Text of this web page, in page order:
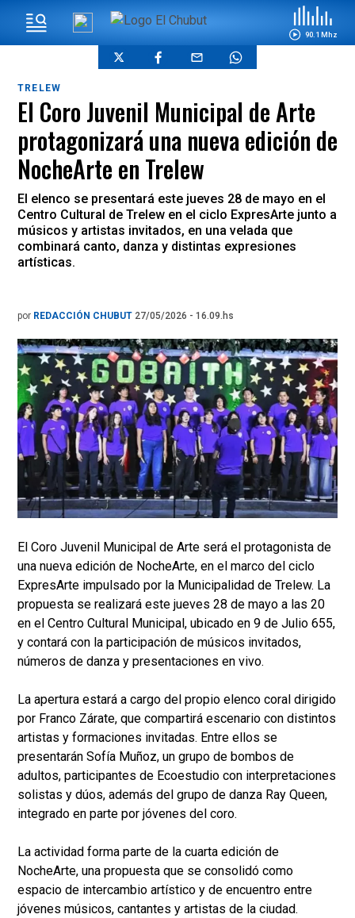
90.1 Mhz
TRELEW
El Coro Juvenil Municipal de Arte
protagonizará una nueva edición de
NocheArte en Trelew
El elenco se presentará este jueves 28 de mayo en el
Centro Cultural de Trelew en el ciclo ExpresArte junto a
músicos y artistas invitados, en una velada que
combinará canto, danza y distintas expresiones
artísticas.
por REDACCIÓN CHUBUT 27/05/2026 - 16.09.hs
El Coro Juvenil Municipal de Arte será el protagonista de
una nueva edición de NocheArte, en el marco del ciclo
ExpresArte impulsado por la Municipalidad de Trelew. La
propuesta se realizará este jueves 28 de mayo a las 20
en el Centro Cultural Municipal, ubicado en 9 de Julio 655,
y contará con la participación de músicos invitados,
números de danza y presentaciones en vivo.
La apertura estará a cargo del propio elenco coral dirigido
por Franco Zárate, que compartirá escenario con distintos
artistas y formaciones invitadas. Entre ellos se
presentarán Sofía Muñoz, un grupo de bombos de
adultos, participantes de Ecoestudio con interpretaciones
solistas y dúos, además del grupo de danza Ray Queen,
integrado en parte por jóvenes del coro.
La actividad forma parte de la cuarta edición de
NocheArte, una propuesta que se consolidó como
espacio de intercambio artístico y de encuentro entre
jóvenes músicos, cantantes y artistas de la ciudad.